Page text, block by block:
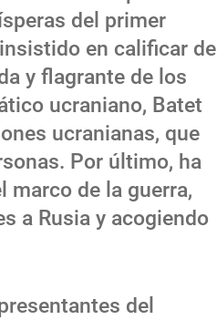
del primer
en calificar de
y flagrante de los
ucraniano, Batet
ucranianas, que
Por último, ha
marco de la guerra,
a Rusia y acogiendo
del